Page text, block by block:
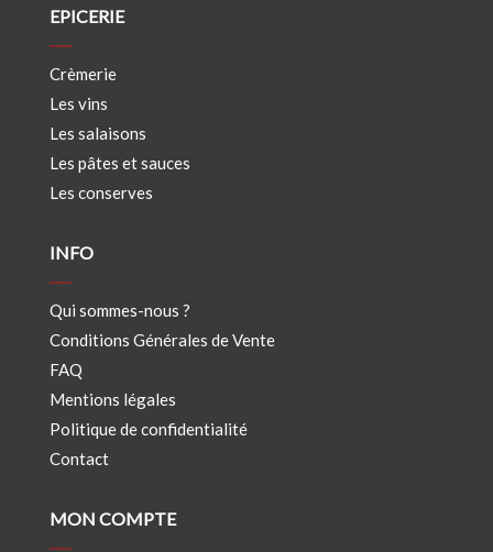
EPICERIE
Crèmerie
Les vins
Les salaisons
Les pâtes et sauces
Les conserves
INFO
Qui sommes-nous ?
Conditions Générales de Vente
FAQ
Mentions légales
Politique de confidentialité
Contact
MON COMPTE